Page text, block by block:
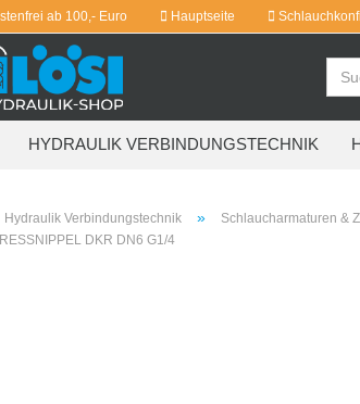
ab 100,- Euro Hauptseite
HYDRAULIK VERBINDUNGSTECHNIK
Hydraulik Verbindungstechnik » Schlaucharmaturen &
DKR DN6 G1/4